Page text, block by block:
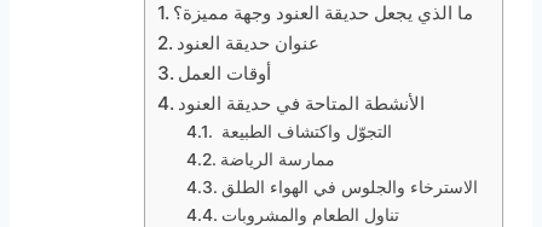
ما الذي يجعل حديقة العنود وجهة مميزة؟
عنوان حديقة العنود
أوقات العمل
الأنشطة المتاحة في حديقة العنود
التجوّل واكتشاف الطبيعة
ممارسة الرياضة
الاسترخاء والجلوس في الهواء الطلق
تناول الطعام والمشروبات